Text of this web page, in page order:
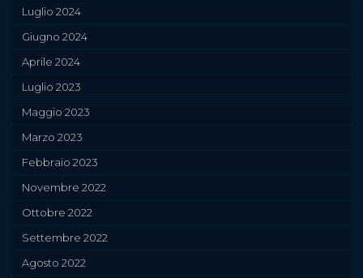
Luglio 2024
Giugno 2024
Aprile 2024
Luglio 2023
Maggio 2023
Marzo 2023
Febbraio 2023
Novembre 2022
Ottobre 2022
Settembre 2022
Agosto 2022